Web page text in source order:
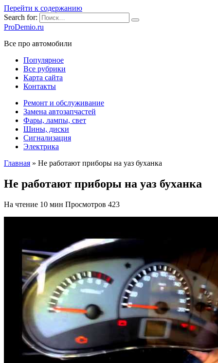
Перейти к содержанию
Search for:
ProDemio.ru
Все про автомобили
Популярное
Все рубрики
Карта сайта
Контакты
Ремонт и обслуживание
Замена автозапчастей
Фары, лампы, свет
Шины, диски
Сигнализация
Электрика
Главная » Не работают приборы на уаз буханка
Не работают приборы на уаз буханка
На чтение 10 мин Просмотров 423